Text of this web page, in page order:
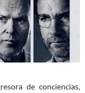
de conciencias,